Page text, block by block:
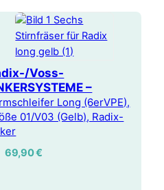
Voss-
–
Long (6erVPE),
01/V03 (Gelb), Radix-
69,90€